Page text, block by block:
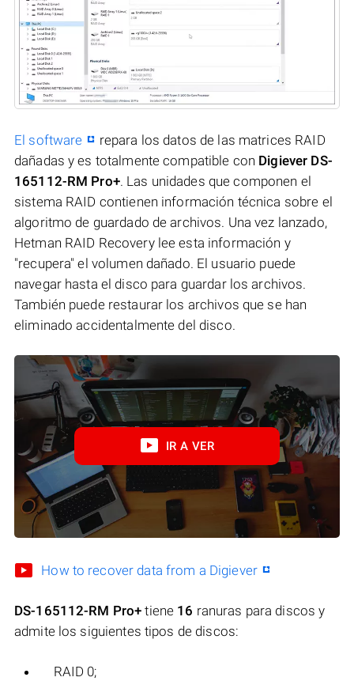
El software
repara los datos de las matrices RAID
dañadas y es totalmente compatible con Digiever DS-
165112-RM Pro+. Las unidades que componen el
sistema RAID contienen información técnica sobre el
algoritmo de guardado de archivos. Una vez lanzado,
Hetman RAID Recovery lee esta información y
"recupera" el volumen dañado. El usuario puede
navegar hasta el disco para guardar los archivos.
También puede restaurar los archivos que se han
eliminado accidentalmente del disco.
IR A VER
How to recover data from a Digiever
DS-165112-RM Pro+ tiene 16 ranuras para discos y
admite los siguientes tipos de discos:
RAID 0;